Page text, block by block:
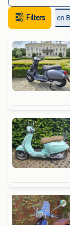
Filters
Fietsen en